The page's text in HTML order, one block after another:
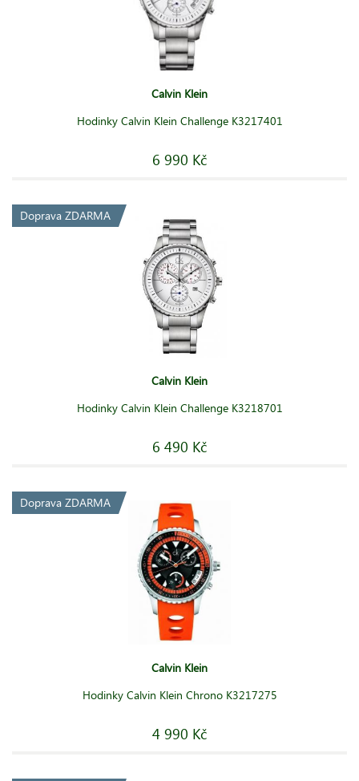
Calvin Klein
Hodinky Calvin Klein Challenge K3217401
6 990 Kč
Doprava ZDARMA
Calvin Klein
Hodinky Calvin Klein Challenge K3218701
6 490 Kč
Doprava ZDARMA
Calvin Klein
Hodinky Calvin Klein Chrono K3217275
4 990 Kč